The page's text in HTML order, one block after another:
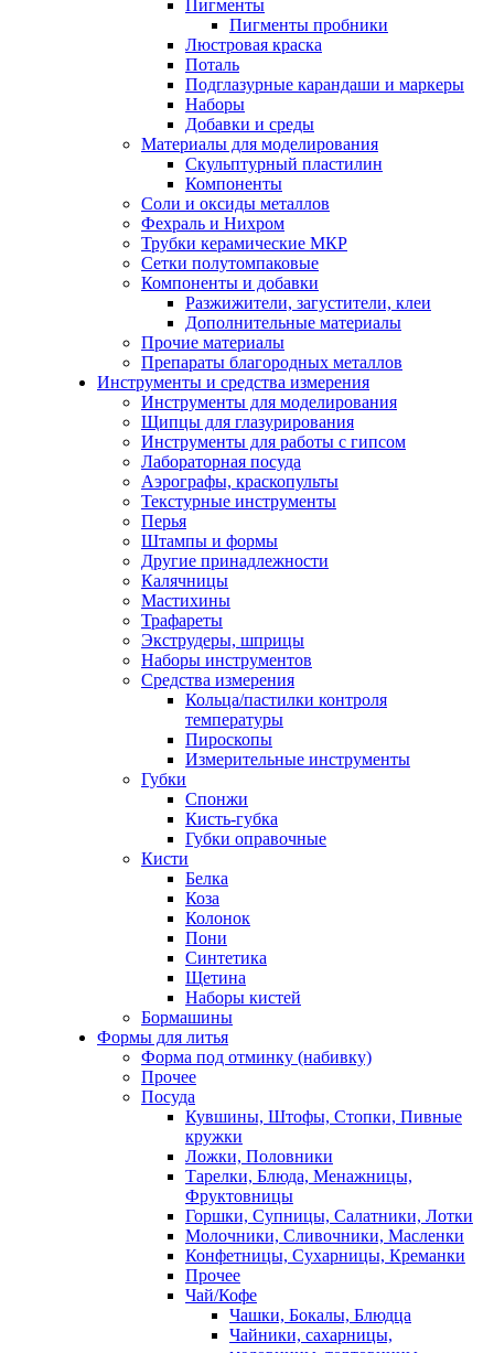
Пигменты
Пигменты пробники
Люстровая краска
Поталь
Подглазурные карандаши и маркеры
Наборы
Добавки и среды
Материалы для моделирования
Скульптурный пластилин
Компоненты
Соли и оксиды металлов
Фехраль и Нихром
Трубки керамические МКР
Сетки полутомпаковые
Компоненты и добавки
Разжижители, загустители, клеи
Дополнительные материалы
Прочие материалы
Препараты благородных металлов
Инструменты и средства измерения
Инструменты для моделирования
Щипцы для глазурирования
Инструменты для работы с гипсом
Лабораторная посуда
Аэрографы, краскопульты
Текстурные инструменты
Перья
Штампы и формы
Другие принадлежности
Калячницы
Мастихины
Трафареты
Экструдеры, шприцы
Наборы инструментов
Средства измерения
Кольца/пастилки контроля
температуры
Пироскопы
Измерительные инструменты
Губки
Спонжи
Кисть-губка
Губки оправочные
Кисти
Белка
Коза
Колонок
Пони
Синтетика
Щетина
Наборы кистей
Бормашины
Формы для литья
Форма под отминку (набивку)
Прочее
Посуда
Кувшины, Штофы, Стопки, Пивные
кружки
Ложки, Половники
Тарелки, Блюда, Менажницы,
Фруктовницы
Горшки, Супницы, Салатники, Лотки
Молочники, Сливочники, Масленки
Конфетницы, Сухарницы, Креманки
Прочее
Чай/Кофе
Чашки, Бокалы, Блюдца
Чайники, сахарницы,